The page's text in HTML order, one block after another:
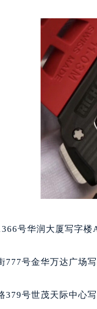
芝罘区胜利路139号
朝阳区西安大路727
南明区都司高架桥路
盘龙区北京路928号
市长安区中山东路
碑林区南关正街88
市龙华区金贸东路5号
市路南区新华东道100
椒江区东海大道
自治区呼和浩特市
兰州市七里河区西
解放碑渝中区民权
江省大庆市萨尔图区
省黑河市爱辉区中央
省佳木斯市向阳区长
省七台河市桃山区大
号华润大厦写字楼
777号金华万达广场
379号世茂天际中心